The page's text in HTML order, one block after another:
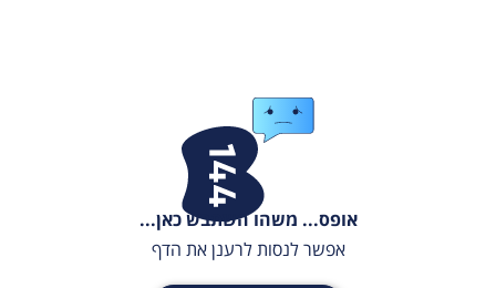
אופס... משהו השתבש כאן...
אפשר לנסות לרענן את הדף